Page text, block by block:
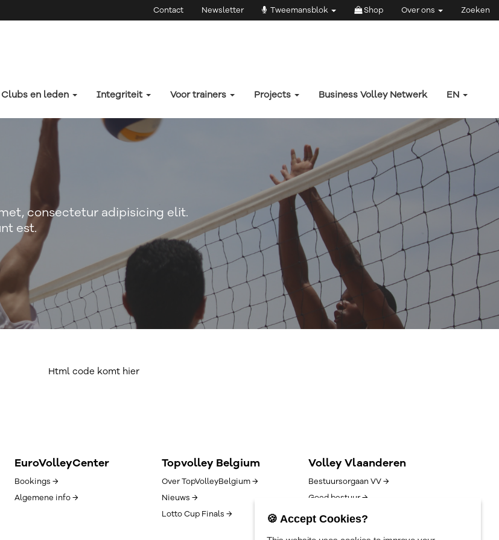
Contact Newsletter Tweemansblok Shop Over ons Zoeken
Clubs en leden Integriteit Voor trainers Projects Business Volley Netwerk EN
consectetur adipisicing elit.
est.
Html code komt hier
Volley Vlaanderen
Bestuursorgaan VV →
Goed bestuur →
Competitie/uitslagen →
Topvolley Belgium
Over TopVolleyBelgium →
Nieuws →
Lotto Cup Finals →
EuroVolleyCenter
Bookings →
Algemene info →
🍪 Accept Cookies?